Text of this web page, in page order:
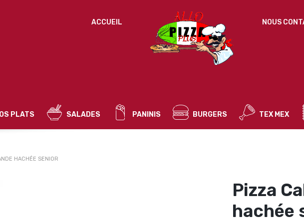
NOUS
ACCUEIL
Mot de passe perdu ?
Un mot de passe sera envoyé vers votre adresse
PLATS SALADES PANINIS BURGERS TEX MEX
HACHÉE SENIOR
Pizza
hachée